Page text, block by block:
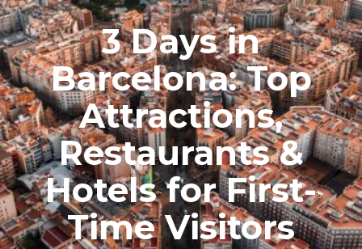
3 Days in
Barcelona: Top
Attractions,
Restaurants &
Hotels for First-
Time Visitors